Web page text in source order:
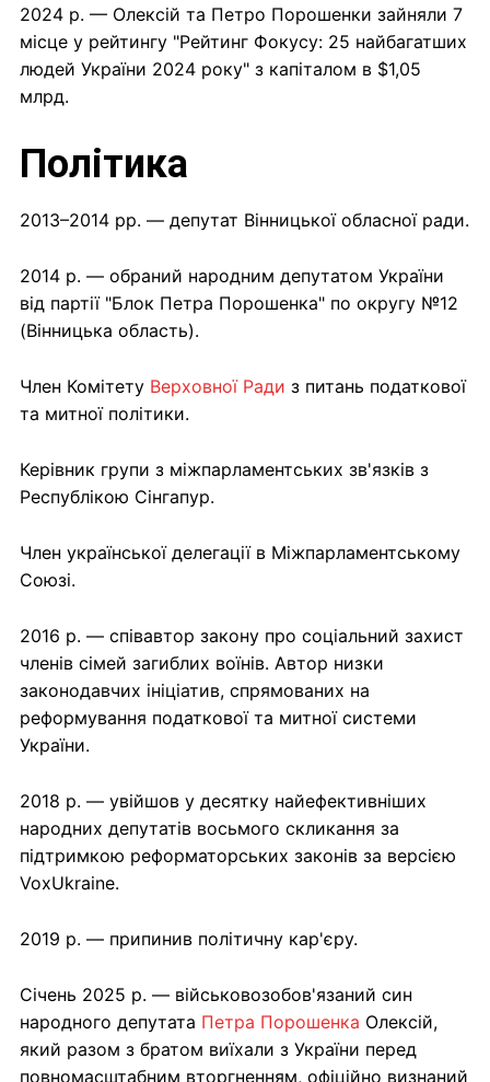
2024 р. — Олексій та Петро Порошенки зайняли 7
місце у рейтингу "Рейтинг Фокусу: 25 найбагатших
людей України 2024 року" з капіталом в $1,05
млрд.
Політика
2013–2014 рр. — депутат Вінницької обласної ради.
2014 р. — обраний народним депутатом України
від партії "Блок Петра Порошенка" по округу №12
(Вінницька область).
Член Комітету Верховної Ради з питань податкової
та митної політики.
Керівник групи з міжпарламентських зв'язків з
Республікою Сінгапур.
Член української делегації в Міжпарламентському
Союзі.
2016 р. — співавтор закону про соціальний захист
членів сімей загиблих воїнів. Автор низки
законодавчих ініціатив, спрямованих на
реформування податкової та митної системи
України.
2018 р. — увійшов у десятку найефективніших
народних депутатів восьмого скликання за
підтримкою реформаторських законів за версією
VoxUkraine.
2019 р. — припинив політичну кар'єру.
Січень 2025 р. — військовозобов'язаний син
народного депутата Петра Порошенка Олексій,
який разом з братом виїхали з України перед
повномасштабним вторгненням, офіційно визнаний